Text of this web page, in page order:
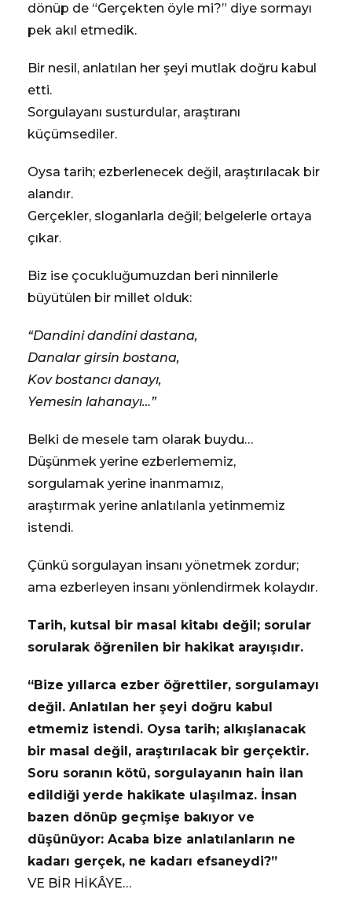
dönüp de “Gerçekten öyle mi?” diye sormayı
pek akıl etmedik.
Bir nesil, anlatılan her şeyi mutlak doğru kabul
etti.
Sorgulayanı susturdular, araştıranı
küçümsediler.
Oysa tarih; ezberlenecek değil, araştırılacak bir
alandır.
Gerçekler, sloganlarla değil; belgelerle ortaya
çıkar.
Biz ise çocukluğumuzdan beri ninnilerle
büyütülen bir millet olduk:
“Dandini dandini dastana,
Danalar girsin bostana,
Kov bostancı danayı,
Yemesin lahanayı…”
Belki de mesele tam olarak buydu…
Düşünmek yerine ezberlememiz,
sorgulamak yerine inanmamız,
araştırmak yerine anlatılanla yetinmemiz
istendi.
Çünkü sorgulayan insanı yönetmek zordur;
ama ezberleyen insanı yönlendirmek kolaydır.
Tarih, kutsal bir masal kitabı değil; sorular
sorularak öğrenilen bir hakikat arayışıdır.
“Bize yıllarca ezber öğrettiler, sorgulamayı
değil. Anlatılan her şeyi doğru kabul
etmemiz istendi. Oysa tarih; alkışlanacak
bir masal değil, araştırılacak bir gerçektir.
Soru soranın kötü, sorgulayanın hain ilan
edildiği yerde hakikate ulaşılmaz. İnsan
bazen dönüp geçmişe bakıyor ve
düşünüyor: Acaba bize anlatılanların ne
kadarı gerçek, ne kadarı efsaneydi?”
VE BİR HİKÂYE…